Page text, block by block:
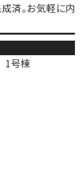
済。お気軽に内
1号棟